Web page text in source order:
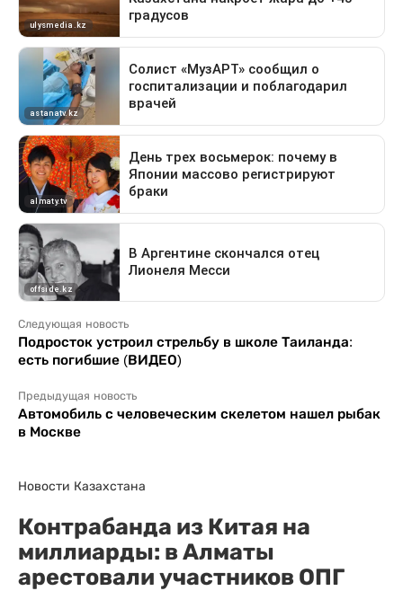
Следующая новость
Подросток устроил стрельбу в школе Таиланда:
есть погибшие (ВИДЕО)
Предыдущая новость
Автомобиль с человеческим скелетом нашел рыбак
в Москве
Новости Казахстана
Контрабанда из Китая на
миллиарды: в Алматы
арестовали участников ОПГ